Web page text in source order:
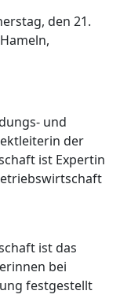
den 21.
und
der
ist Expertin
ist das
bei
festgestellt